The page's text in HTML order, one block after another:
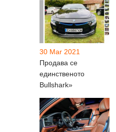
30 Mar 2021
Продава се
единственото
Bullshark»